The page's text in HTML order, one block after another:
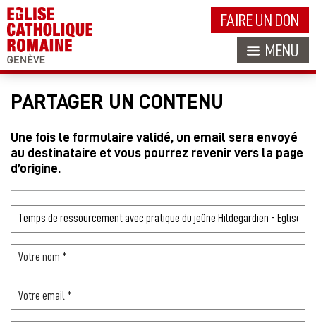
FAIRE UN DON
MENU
PARTAGER UN CONTENU
Une fois le formulaire validé, un email sera envoyé
au destinataire et vous pourrez revenir vers la page
d’origine.